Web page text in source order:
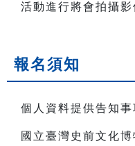
活動進行將會拍攝
報名須知
個人資料提供告知
國立臺灣史前文化